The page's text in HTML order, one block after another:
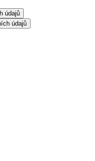
údajů
údajů